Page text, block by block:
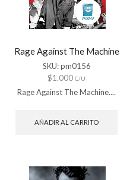
Rage Against The Machine
SKU:pm0156
$1.000 C/U
Rage Against The Machine....
AÑADIR AL CARRITO